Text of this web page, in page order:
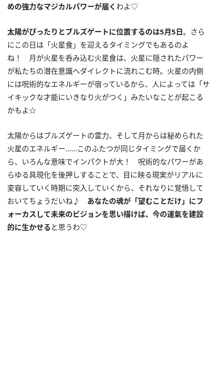
めの強力なマジカルパワーが届く わよ♡
太陽がぴったりとブルズゲートに位置するのは5月5日。さら
にこの日は「火星食」を迎えるタイミングでもあるのよ
ね！ 月が火星を呑み込む火星食は、火星に隠されたパワー
が私たちの潜在意識へダイレクトに流れこむ時。火星の内側
には呪術的なエネルギーが宿っているから、人によっては「サ
イキックな才能にいきなり火がつく」みたいなことが起こる
かもよ☆
太陽からはブルズゲートの霊力、そして月からは秘められた
火星のエネルギー……このふたつが同じタイミングで届くか
ら、いろんな意味でインパクトが大！ 呪術的なパワーがあ
らゆる具現化を後押しすることで、目に映る現実がリアルに
変容していく時期に突入していくから、それなりに覚悟して
おいてちょうだいね♪ あなたの魂が「望むことだけ」にフ
ォーカスして未来のビジョンを思い描けば、今の運氣を建設
的に生かせる と思うわ♡